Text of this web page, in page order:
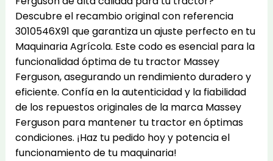
Descubre el recambio original con referencia
3010546X91 que garantiza un ajuste perfecto en tu
Maquinaria Agrícola. Este codo es esencial para la
funcionalidad óptima de tu tractor Massey
Ferguson, asegurando un rendimiento duradero y
eficiente. Confía en la autenticidad y la fiabilidad
de los repuestos originales de la marca Massey
Ferguson para mantener tu tractor en óptimas
condiciones. ¡Haz tu pedido hoy y potencia el
funcionamiento de tu maquinaria!